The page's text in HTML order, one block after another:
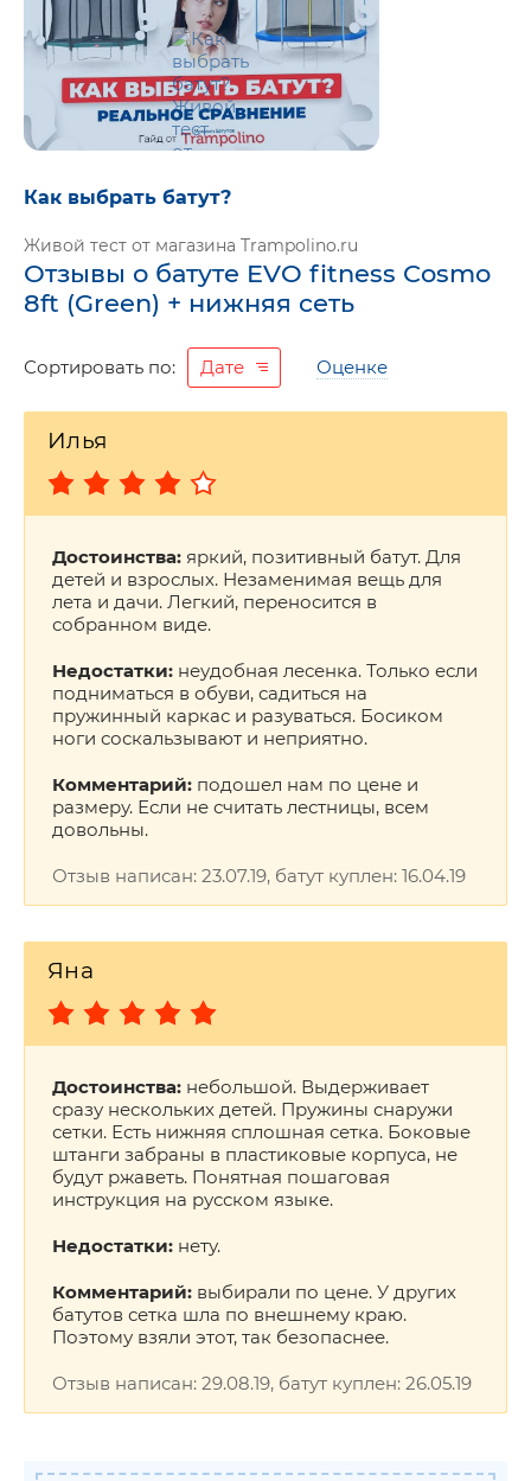
Как выбрать батут?
Живой тест от магазина Trampolino.ru
Отзывы о батуте EVO fitness Cosmo
8ft (Green) + нижняя сеть
Сортировать по: Дате Оценке
Илья
Достоинства: яркий, позитивный батут. Для
детей и взрослых. Незаменимая вещь для
лета и дачи. Легкий, переносится в
собранном виде.
Недостатки: неудобная лесенка. Только если
подниматься в обуви, садиться на
пружинный каркас и разуваться. Босиком
ноги соскальзывают и неприятно.
Комментарий: подошел нам по цене и
размеру. Если не считать лестницы, всем
довольны.
Отзыв написан: 23.07.19, батут куплен: 16.04.19
Яна
Достоинства: небольшой. Выдерживает
сразу нескольких детей. Пружины снаружи
сетки. Есть нижняя сплошная сетка. Боковые
штанги забраны в пластиковые корпуса, не
будут ржаветь. Понятная пошаговая
инструкция на русском языке.
Недостатки: нету.
Комментарий: выбирали по цене. У других
батутов сетка шла по внешнему краю.
Поэтому взяли этот, так безопаснее.
Отзыв написан: 29.08.19, батут куплен: 26.05.19